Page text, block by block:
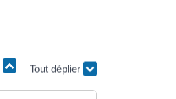
Tout déplier